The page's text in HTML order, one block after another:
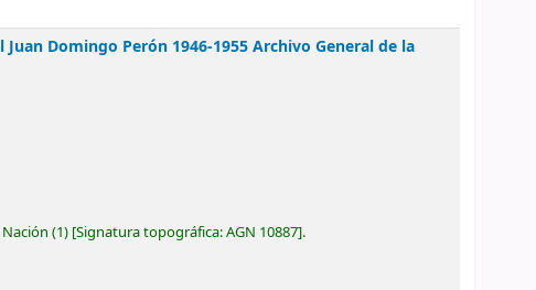
Juan Domingo Perón 1946-1955Archivo General de la
(1) Signatura topográfica:AGN 10887 .